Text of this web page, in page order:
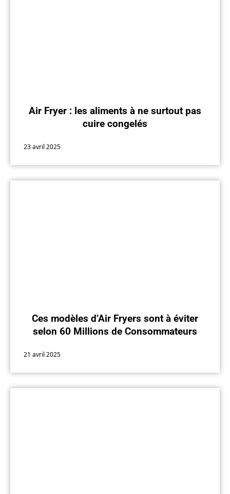
Air Fryer : les aliments à ne surtout pas
cuire congelés
23 avril 2025
Ces modèles d’Air Fryers sont à éviter
selon 60 Millions de Consommateurs
21 avril 2025